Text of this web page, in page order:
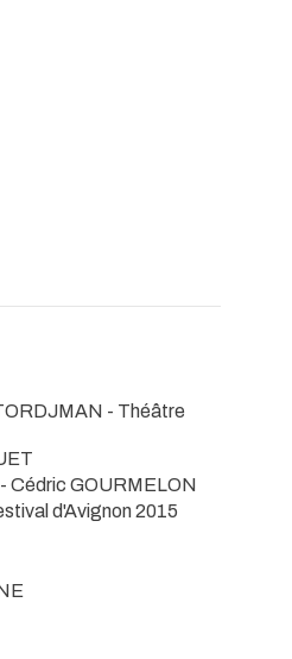
- Théâtre
Cédric GOURMELON
d'Avignon 2015